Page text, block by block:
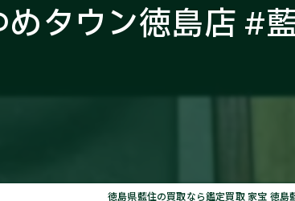
タウン徳島店 #
徳島県藍住の買取なら鑑定買取 家宝 徳島